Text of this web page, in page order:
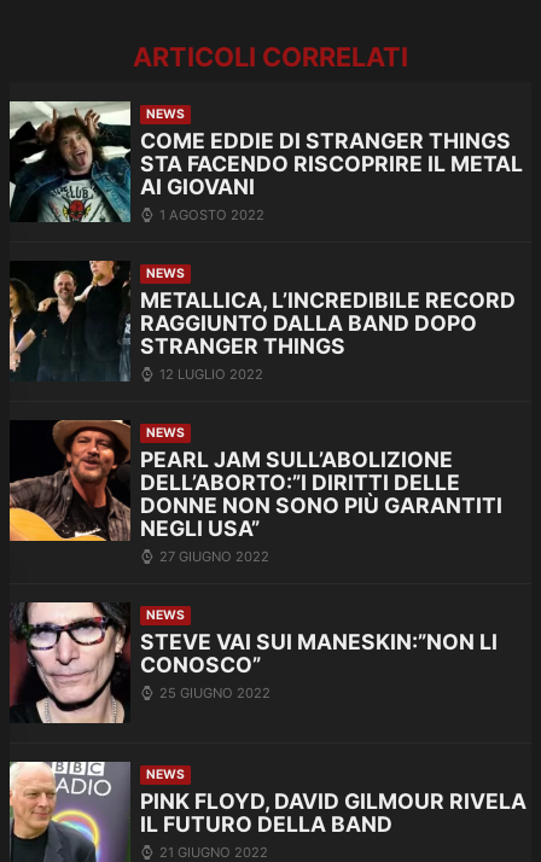
ARTICOLI CORRELATI
NEWS
COME EDDIE DI STRANGER THINGS
STA FACENDO RISCOPRIRE IL METAL
AI GIOVANI
1 AGOSTO 2022
NEWS
METALLICA, L’INCREDIBILE RECORD
RAGGIUNTO DALLA BAND DOPO
STRANGER THINGS
12 LUGLIO 2022
NEWS
PEARL JAM SULL’ABOLIZIONE
DELL’ABORTO:”I DIRITTI DELLE
DONNE NON SONO PIÙ GARANTITI
NEGLI USA”
27 GIUGNO 2022
NEWS
STEVE VAI SUI MANESKIN:”NON LI
CONOSCO”
25 GIUGNO 2022
NEWS
PINK FLOYD, DAVID GILMOUR RIVELA
IL FUTURO DELLA BAND
21 GIUGNO 2022